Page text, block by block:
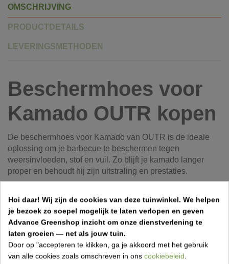
OMSCHRIJVING
PRODUCTDETAILS
LEVERINGSMETHODEN
Beschermhoes voor
Kamado OUTR kopen
De beschermhoes voor Kamado van OUTR is de ideale
oplossing om je barbecue te beschermen tegen
weersinvloeden, stof en vuil. Zo blijft je kamado langer
proper en behoudt hij zijn uitstraling en prestaties.
Deze stevige hoes is speciaal ontworpen voor OUTR
Kamado modellen en sluit mooi aan rond het toestel. De
hoes beschermt tegen regen, wind, vuil en UV-straling
wanneer de barbecue niet in gebruik is.
Kenmerken van de beschermhoes
Hoi daar! Wij zijn de cookies van deze tuinwinkel. We helpen
je bezoek zo soepel mogelijk te laten verlopen en geven
Advance Greenshop inzicht om onze dienstverlening te
laten groeien — net als jouw tuin.
Door op "accepteren te klikken, ga je akkoord met het gebruik
van alle cookies zoals omschreven in ons cookiebeleid.